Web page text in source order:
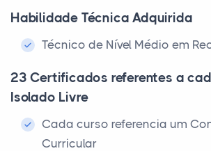
Habilidade Técnica Adquirida
Técnico de Nível Médio em
23 Certificados referentes a
Isolado Livre
Cada curso referencia um
Curricular